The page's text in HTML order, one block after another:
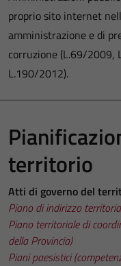
proprio sito internet
amministrazione e di
corruzione (L.69/2009,
L.190/2012).
territorio
Atti di governo del
Piano di indirizzo
Piano territoriale di
della Provincia)
Piani paesistici